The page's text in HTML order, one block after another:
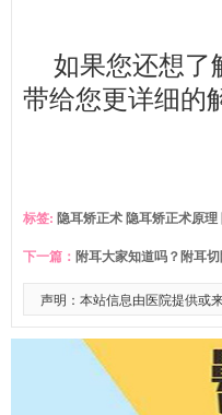
如果您还想了
带给您更详细的
标签: 隐耳矫正术隐耳矫正术原理
下一篇： 附耳大家知道吗？附耳
声明：本站信息由医院提供或